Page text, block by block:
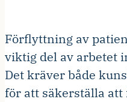
Förflyttning av
viktig del av arbetet
Det kräver både
för att säkerställa